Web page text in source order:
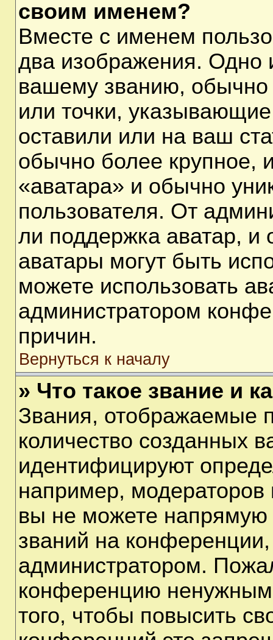
своим именем?
Вместе с именем
два изображения. Одно
вашему званию, обычно
или точки,
оставили или на ваш
обычно более крупное,
«аватара» и обычно
пользователя. От
ли поддержка аватар, и
аватары могут быть
можете использовать
администратором
причин.
Вернуться к началу
» Что такое звание и
Звания, отображаемые
количество созданных
идентифицируют
например,
вы не можете напрямую
званий на
администратором.
конференцию
того, чтобы повысить